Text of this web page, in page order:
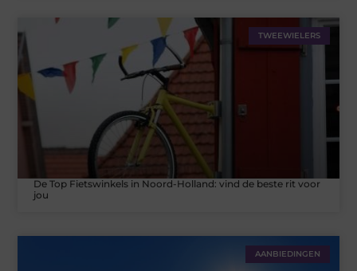
TWEEWIELERS
De Top Fietswinkels in Noord-Holland: vind de beste rit voor
jou
AANBIEDINGEN